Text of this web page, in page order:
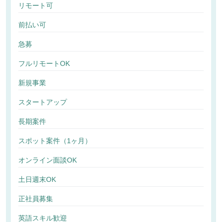
リモート可
前払い可
急募
フルリモートOK
新規事業
スタートアップ
長期案件
スポット案件（1ヶ月）
オンライン面談OK
土日週末OK
正社員募集
英語スキル歓迎